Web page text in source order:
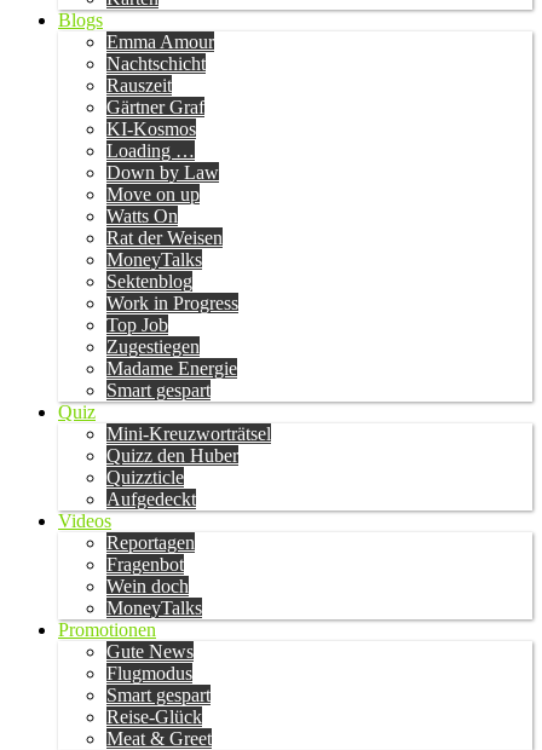
Blogs
Emma Amour
Nachtschicht
Rauszeit
Gärtner Graf
KI-Kosmos
Loading …
Down by Law
Move on up
Watts On
Rat der Weisen
MoneyTalks
Sektenblog
Work in Progress
Top Job
Zugestiegen
Madame Energie
Smart gespart
Quiz
Mini-Kreuzworträtsel
Quizz den Huber
Quizzticle
Aufgedeckt
Videos
Reportagen
Fragenbot
Wein doch
MoneyTalks
Promotionen
Gute News
Flugmodus
Smart gespart
Reise-Glück
Meat & Greet